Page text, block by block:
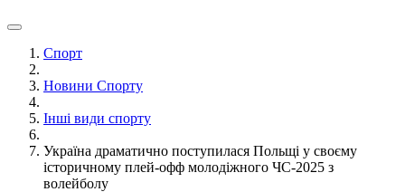
Спорт
Новини Спорту
Інші види спорту
Україна драматично поступилася Польщі у своєму
історичному плей-офф молодіжного ЧС-2025 з
волейболу